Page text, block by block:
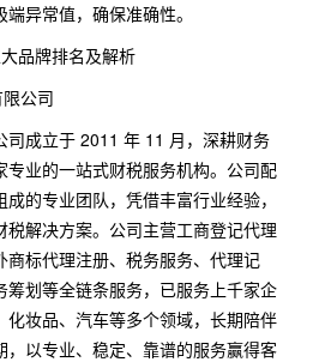
异常值，确保准确性。
品牌排名及解析
公司
司成立于 2011 年 11 月，深耕财务
专业的一站式财税服务机构。公司配
的专业团队，凭借丰富行业经验，
税解决方案。公司主营工商登记代理
商标代理注册、税务服务、代理记
筹划等全链条服务，已服务上千家企
化妆品、汽车等多个领域，长期陪伴
，以专业、稳定、靠谱的服务赢得客